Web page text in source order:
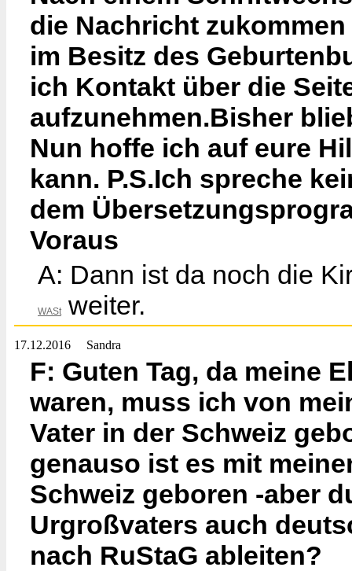
die Nachricht
im Besitz des
ich Kontakt über die
aufzunehmen.Bisher
Nun hoffe ich auf eure
kann. P.S.Ich spreche
dem
Voraus
A: Dann ist da noch die
WASt weiter.
17.12.2016 Sandra
F: Guten Tag, da meine
waren, muss ich von
Vater in der Schweiz
genauso ist es mit
Schweiz geboren -aber
Urgroßvaters auch
nach RuStaG ableiten?